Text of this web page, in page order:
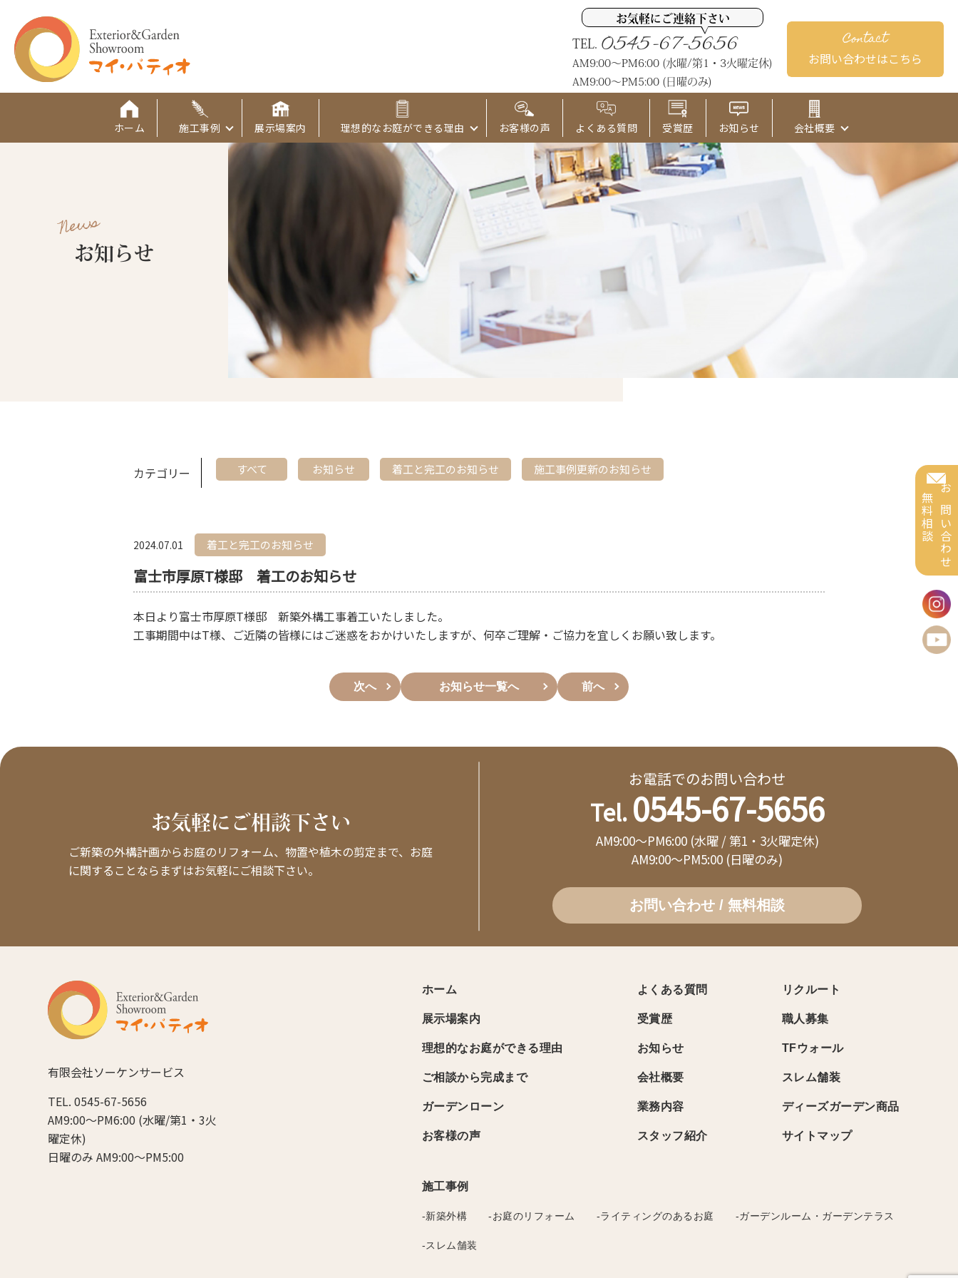
お気軽にご連絡下さい
TEL. 0545-67-5656
AM9:00～PM6:00 (水曜/第1・3火曜定休)
AM9:00～PM5:00 (日曜のみ)
Contact
お問い合わせはこちら
ホーム 施工事例 展示場案内 理想的なお庭ができる理由 お客様の声 よくある質問 受賞歴 お知らせ 会社概要
お問い合わせ
無料相談
News
お知らせ
カテゴリー すべて お知らせ 着工と完工のお知らせ 施工事例更新のお知らせ
2024.07.01 着工と完工のお知らせ
富士市厚原T様邸 着工のお知らせ
本日より富士市厚原T様邸 新築外構工事着工いたしました。
工事期間中はT様、ご近隣の皆様にはご迷惑をおかけいたしますが、何卒ご理解・ご協力を宜しくお願い致します。
次へ お知らせ一覧へ 前へ
お気軽にご相談下さい
ご新築の外構計画からお庭のリフォーム、物置や植木の剪定まで、お庭
に関することならまずはお気軽にご相談下さい。
お電話でのお問い合わせ
Tel.0545-67-5656
AM9:00～PM6:00 (水曜 / 第1・3火曜定休)
AM9:00～PM5:00 (日曜のみ)
お問い合わせ / 無料相談
有限会社ソーケンサービス
TEL. 0545-67-5656
AM9:00～PM6:00 (水曜/第1・3火
曜定休)
日曜のみ AM9:00～PM5:00
ホーム
展示場案内
理想的なお庭ができる理由
ご相談から完成まで
ガーデンローン
お客様の声
よくある質問
受賞歴
お知らせ
会社概要
業務内容
スタッフ紹介
リクルート
職人募集
TFウォール
スレム舗装
ディーズガーデン商品
サイトマップ
施工事例
-新築外構 -お庭のリフォーム -ライティングのあるお庭 -ガーデンルーム・ガーデンテラス
-スレム舗装